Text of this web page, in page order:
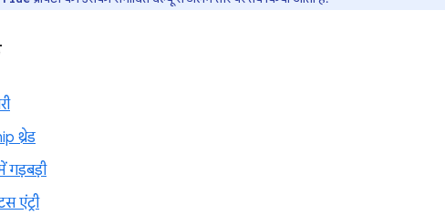
थ्रेड
गड़बड़ी
एंट्री